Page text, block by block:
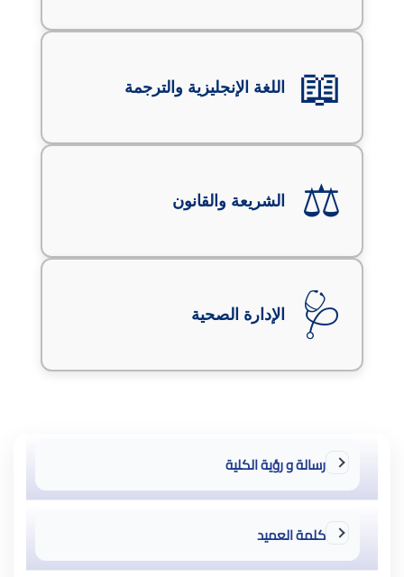
اللغة الإنجليزية والترجمة 📖
الشريعة والقانون ⚖️
الإدارة الصحية 🩺
رسالة و رؤية الكلية
كلمة العميد